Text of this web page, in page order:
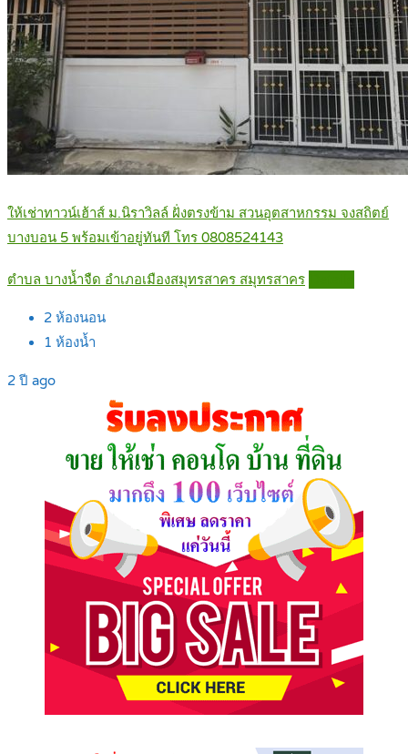
ให้เช่าทาวน์เฮ้าส์ ม.นิราวิลล์ ฝั่งตรงข้าม สวนอุตสาหกรรม จงสถิตย์
บางบอน 5 พร้อมเข้าอยู่ทันที โทร 0808524143
ตำบล บางน้ำจืด อำเภอเมืองสมุทรสาคร สมุทรสาคร
2 ห้องนอน
1 ห้องน้ำ
2 ปี ago